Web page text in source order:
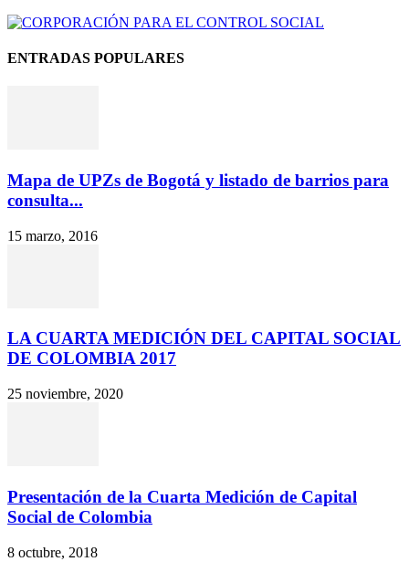
ENTRADAS POPULARES
Mapa de UPZs de Bogotá y listado de barrios para
consulta...
15 marzo, 2016
LA CUARTA MEDICIÓN DEL CAPITAL SOCIAL
DE COLOMBIA 2017
25 noviembre, 2020
Presentación de la Cuarta Medición de Capital
Social de Colombia
8 octubre, 2018